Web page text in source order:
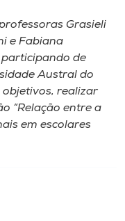
Grasieli
e Fabiana
de
Austral do
objetivos, realizar
“Relação entre a
em escolares